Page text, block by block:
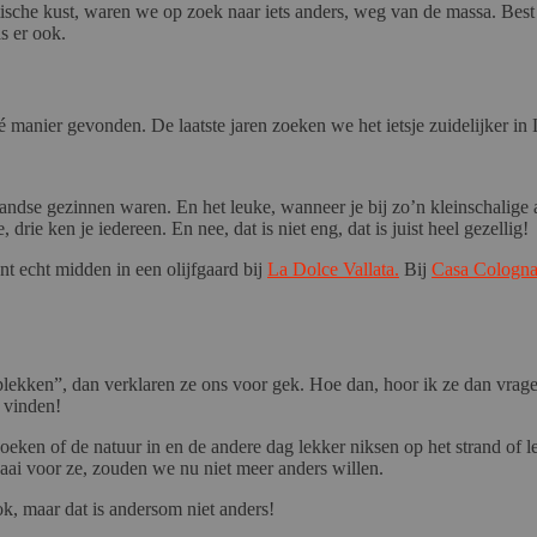
kust, waren we op zoek naar iets anders, weg van de massa.
er ook.
manier gevonden. De laatste jaren zoeken we het ietsje zuidelijker
gezinnen waren. En het leuke, wanneer je bij zo’n
ken je iedereen. En nee, dat is niet eng, dat is juist heel gezellig!
echt midden in een olijfgaard bij La Dolce Vallata. Bij Casa Cologna
dan verklaren ze ons voor gek. Hoe dan, hoor ik ze dan
of de natuur in en de andere dag lekker niksen op het strand
voor ze, zouden we nu niet meer anders willen.
maar dat is andersom niet anders!